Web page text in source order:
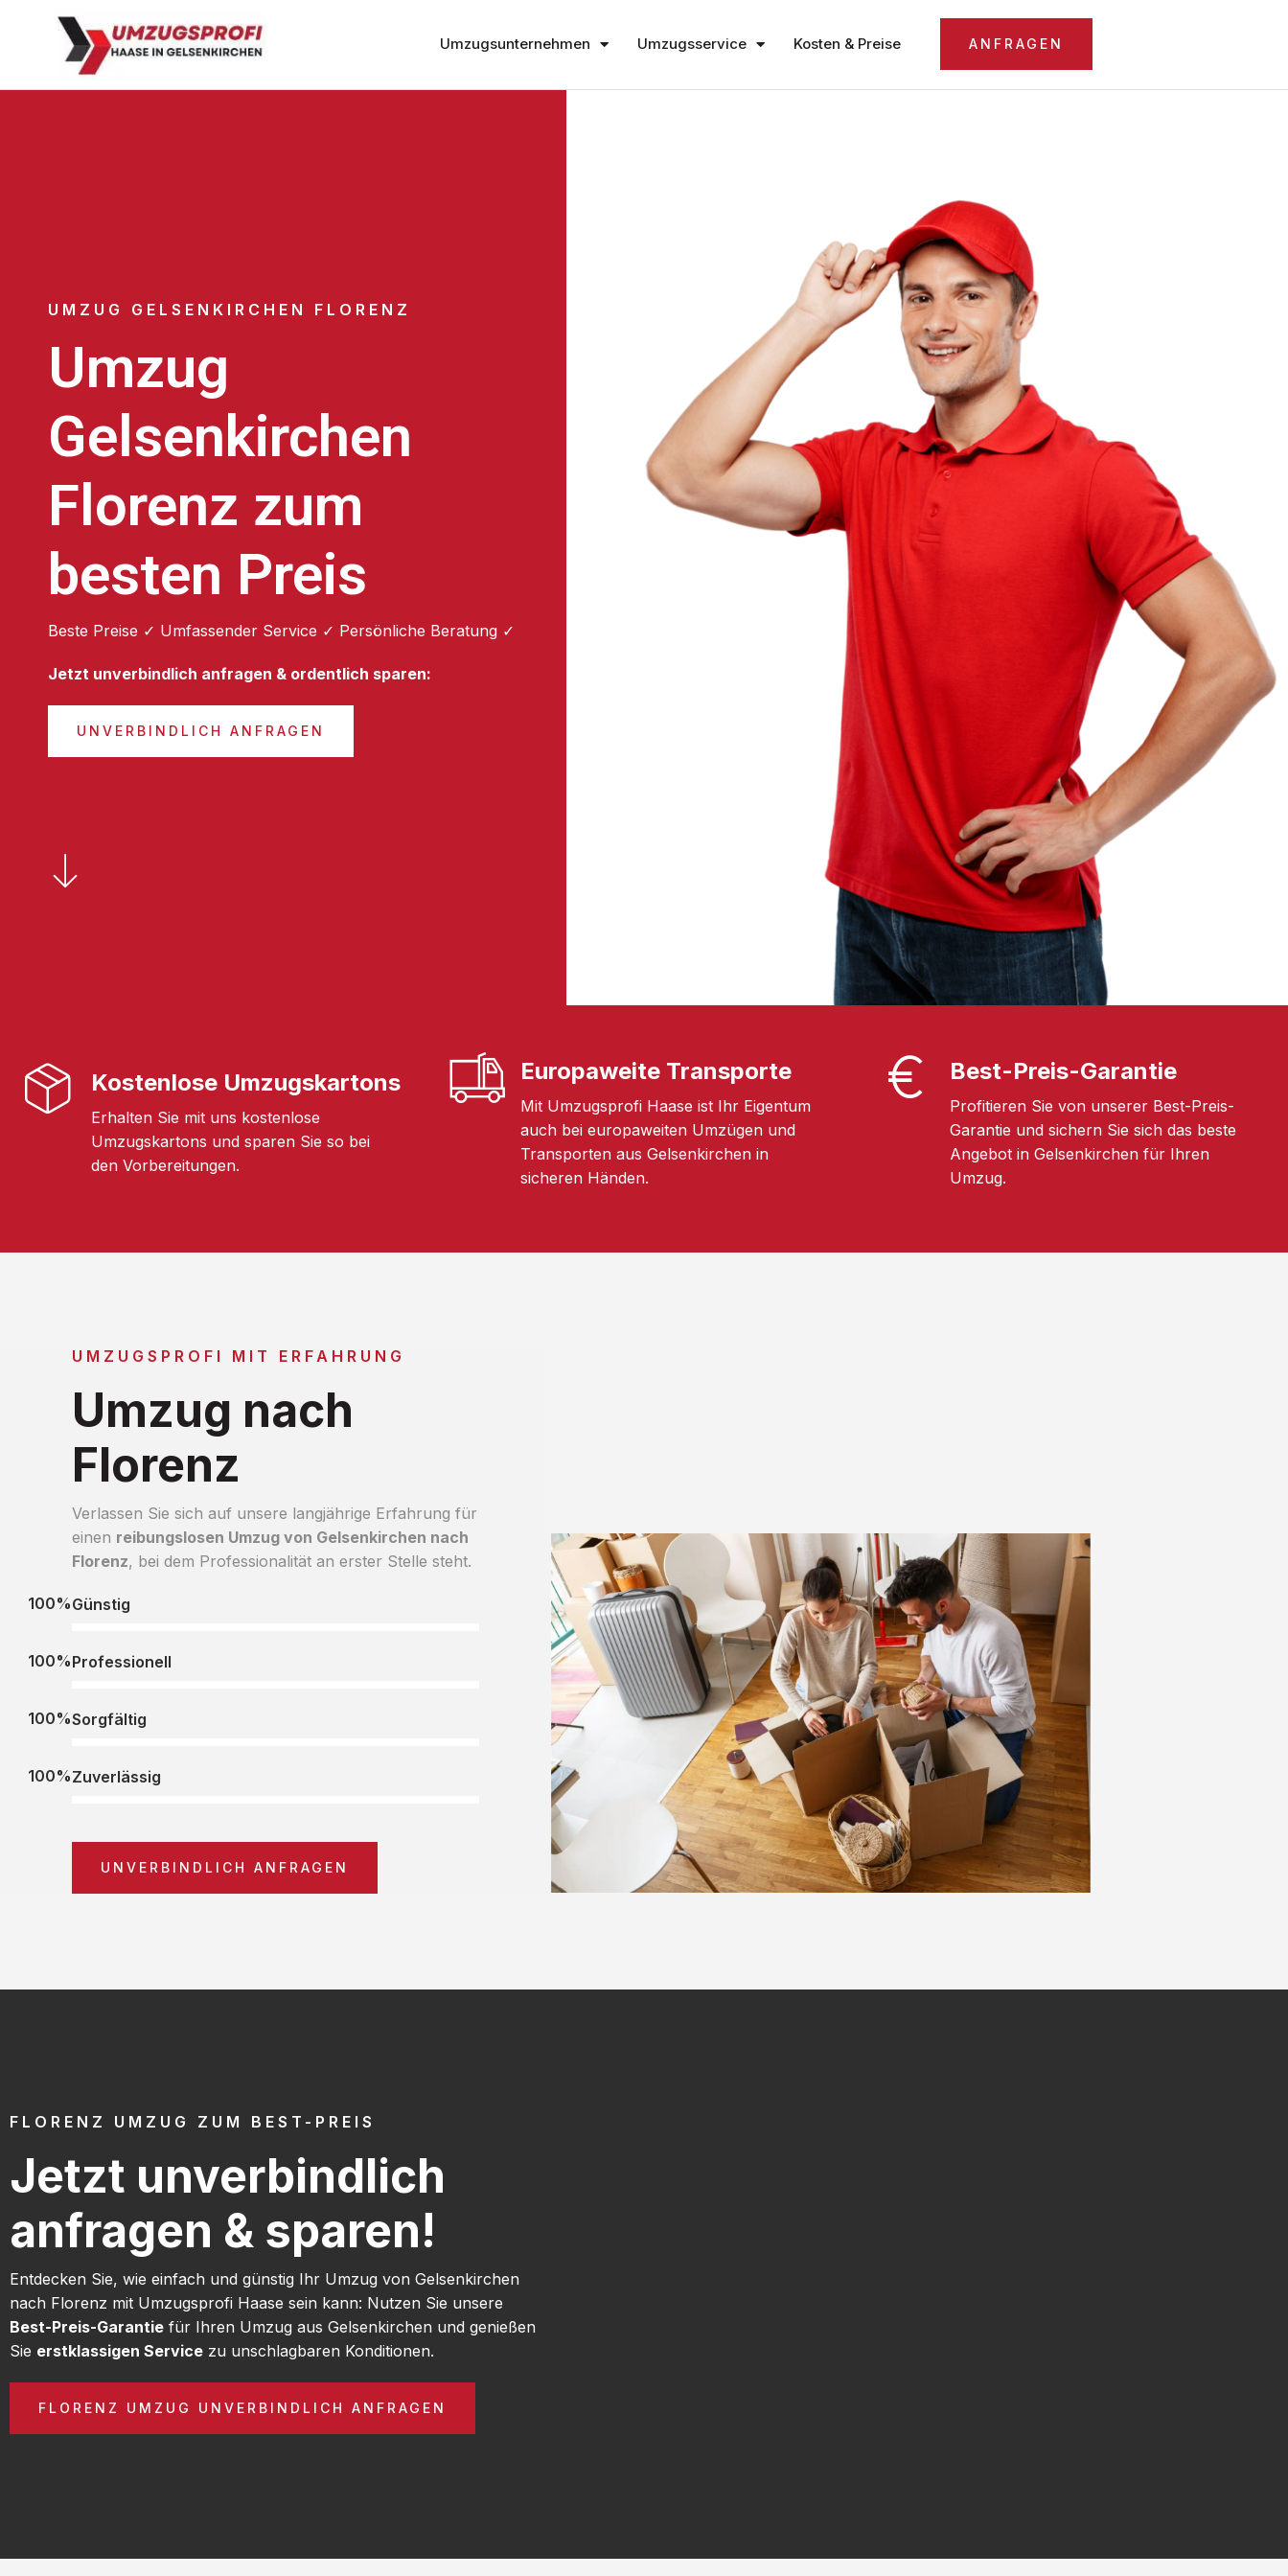
Umzugsunternehmen Umzugsservice Kosten & Preise ANFRAGEN
UMZUG GELSENKIRCHEN FLORENZ
Umzug
Gelsenkirchen
Florenz zum
besten Preis
Beste Preise ✓ Umfassender Service ✓ Persönliche Beratung ✓
Jetzt unverbindlich anfragen & ordentlich sparen:
UNVERBINDLICH ANFRAGEN
Kostenlose Umzugskartons
Erhalten Sie mit uns kostenlose
Umzugskartons und sparen Sie so bei
den Vorbereitungen.
Europaweite Transporte
Mit Umzugsprofi Haase ist Ihr Eigentum
auch bei europaweiten Umzügen und
Transporten aus Gelsenkirchen in
sicheren Händen.
Best-Preis-Garantie
Profitieren Sie von unserer Best-Preis-
Garantie und sichern Sie sich das beste
Angebot in Gelsenkirchen für Ihren
Umzug.
UMZUGSPROFI MIT ERFAHRUNG
Umzug nach
Florenz
Verlassen Sie sich auf unsere langjährige Erfahrung für
einen reibungslosen Umzug von Gelsenkirchen nach
Florenz, bei dem Professionalität an erster Stelle steht.
Günstig
100%
Professionell
100%
Sorgfältig
100%
Zuverlässig
100%
UNVERBINDLICH ANFRAGEN
FLORENZ UMZUG ZUM BEST-PREIS
Jetzt unverbindlich
anfragen & sparen!
Entdecken Sie, wie einfach und günstig Ihr Umzug von Gelsenkirchen
nach Florenz mit Umzugsprofi Haase sein kann: Nutzen Sie unsere
Best-Preis-Garantie für Ihren Umzug aus Gelsenkirchen und genießen
Sie erstklassigen Service zu unschlagbaren Konditionen.
FLORENZ UMZUG UNVERBINDLICH ANFRAGEN